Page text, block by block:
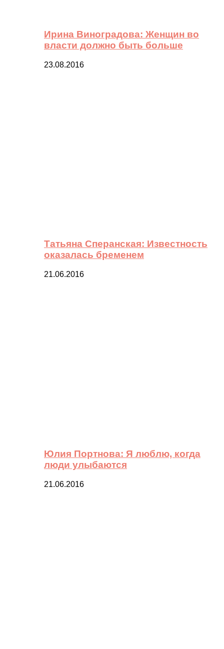
Ирина Виноградова: Женщин во
власти должно быть больше
23.08.2016
Татьяна Сперанская: Известность
оказалась бременем
21.06.2016
Юлия Портнова: Я люблю, когда
люди улыбаются
21.06.2016